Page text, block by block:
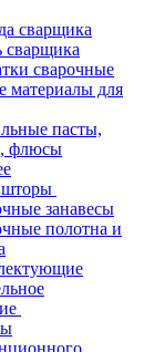
сварщика
сварщика
сварочные
материалы для
пасты,
флюсы
занавесы
полотна и